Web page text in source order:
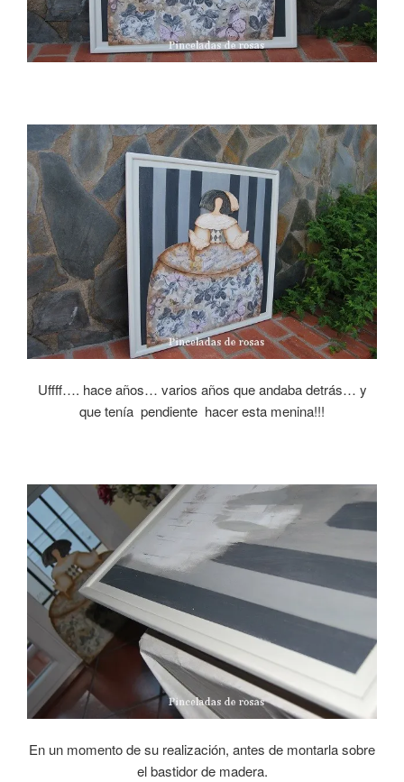
Uffff…. hace años… varios años que andaba detrás… y
que tenía pendiente hacer esta menina!!!
En un momento de su realización, antes de montarla sobre
el bastidor de madera.